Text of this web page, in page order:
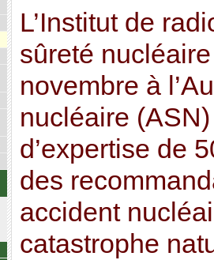
L’Institut de
sûreté
novembre à
nucléaire
d’expertise de
des
accident
catastrophe